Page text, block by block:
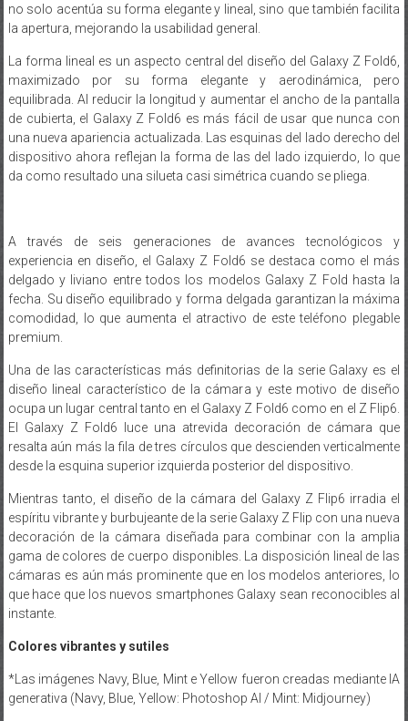
no solo acentúa su forma elegante y lineal, sino que también facilita
la apertura, mejorando la usabilidad general.
La forma lineal es un aspecto central del diseño del Galaxy Z Fold6,
maximizado por su forma elegante y aerodinámica, pero
equilibrada. Al reducir la longitud y aumentar el ancho de la pantalla
de cubierta, el Galaxy Z Fold6 es más fácil de usar que nunca con
una nueva apariencia actualizada. Las esquinas del lado derecho del
dispositivo ahora reflejan la forma de las del lado izquierdo, lo que
da como resultado una silueta casi simétrica cuando se pliega.
A través de seis generaciones de avances tecnológicos y
experiencia en diseño, el Galaxy Z Fold6 se destaca como el más
delgado y liviano entre todos los modelos Galaxy Z Fold hasta la
fecha. Su diseño equilibrado y forma delgada garantizan la máxima
comodidad, lo que aumenta el atractivo de este teléfono plegable
premium.
Una de las características más definitorias de la serie Galaxy es el
diseño lineal característico de la cámara y este motivo de diseño
ocupa un lugar central tanto en el Galaxy Z Fold6 como en el Z Flip6.
El Galaxy Z Fold6 luce una atrevida decoración de cámara que
resalta aún más la fila de tres círculos que descienden verticalmente
desde la esquina superior izquierda posterior del dispositivo.
Mientras tanto, el diseño de la cámara del Galaxy Z Flip6 irradia el
espíritu vibrante y burbujeante de la serie Galaxy Z Flip con una nueva
decoración de la cámara diseñada para combinar con la amplia
gama de colores de cuerpo disponibles. La disposición lineal de las
cámaras es aún más prominente que en los modelos anteriores, lo
que hace que los nuevos smartphones Galaxy sean reconocibles al
instante.
Colores vibrantes y sutiles
*Las imágenes Navy, Blue, Mint e Yellow fueron creadas mediante IA
generativa (Navy, Blue, Yellow: Photoshop AI / Mint: Midjourney)